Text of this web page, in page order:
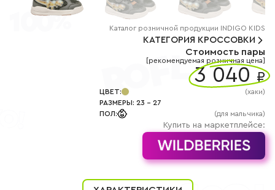
+7
(800)
Каталог розничной продукции INDIGO KIDS
КАТЕГОРИЯ КРОССОВКИ
Стоимость пары
[рекомендуемая розничная цена]
3 040 ₽
ЦВЕТ: (хаки)
РАЗМЕРЫ: 23 - 27
ПОЛ: (для мальчика)
Купить на маркетплейсе: